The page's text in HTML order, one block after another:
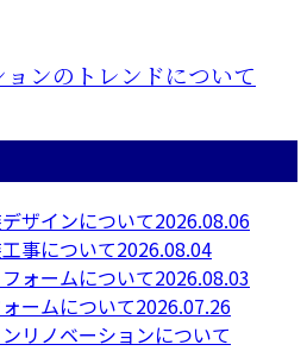
ンのトレンドについて
ザインについて2026.08.06
事について2026.08.04
ォームについて2026.08.03
ームについて2026.07.26
リノベーションについて